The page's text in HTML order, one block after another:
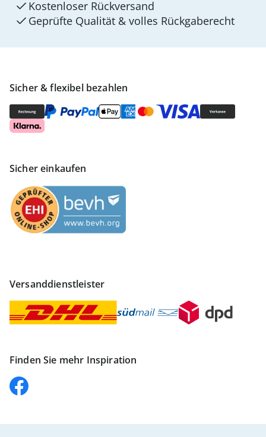
Sicher & flexibel bezahlen
Sicher einkaufen
Versanddienstleister
Finden Sie mehr Inspiration
Kostenloser Rückversand
Geprüfte Qualität & volles Rückgaberecht